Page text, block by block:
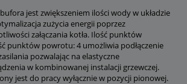
jest zwiększeniem ilości wody w układzie
zużycia energii poprzez
załączania kotła. Ilość punktów
punktów powrotu: 4 umożliwia podłączenie
pozwalając na elastyczne
w kombinowanej instalacji grzewczej.
jest do pracy wyłącznie w pozycji pionowej.